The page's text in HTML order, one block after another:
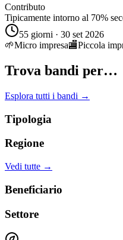
Contributo
Tipicamente intorno al 70%
55 giorni · 30 set 2026
🌱Micro impresa🏬Piccola
Trova bandi per…
Esplora tutti i bandi →
Tipologia
Regione
Vedi tutte →
Beneficiario
Settore